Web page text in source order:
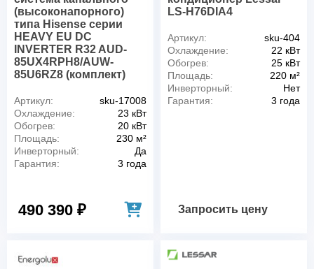
(высоконапорного)
типа Hisense серии
HEAVY EU DC
INVERTER R32 AUD-
85UX4RPH8/AUW-
85U6RZ8 (комплект)
Артикул:
sku-17008
Охлаждение:
23 кВт
Обогрев:
20 кВт
Площадь:
230 м²
Инверторный:
Да
Гарантия:
3 года
490 390 ₽
LS-H76DIA4
Артикул:
sku-404
Охлаждение:
22 кВт
Обогрев:
25 кВт
Площадь:
220 м²
Инверторный:
Нет
Гарантия:
3 года
Запросить цену